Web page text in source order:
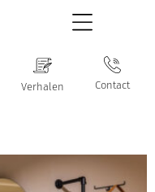
Verhalen Contact